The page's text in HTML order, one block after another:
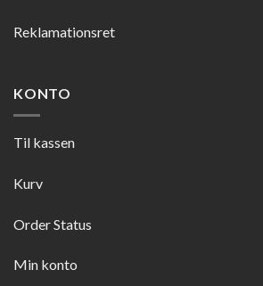
Reklamationsret
KONTO
Til kassen
Kurv
Order Status
Min konto